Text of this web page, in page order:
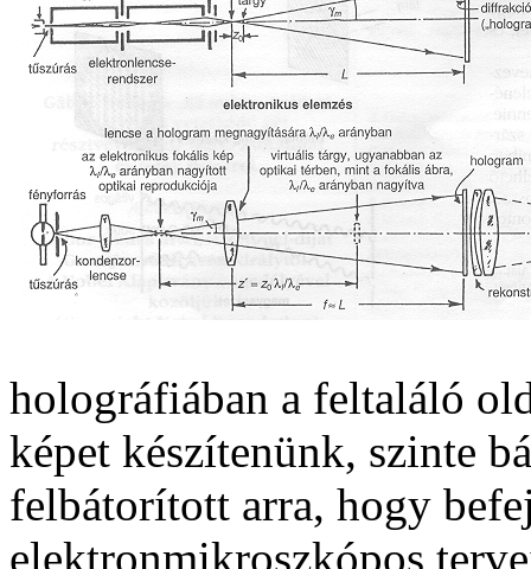
holográfiában a feltaláló
képet készítenünk, szinte
felbátorított arra, hogy
elektronmikroszkópos